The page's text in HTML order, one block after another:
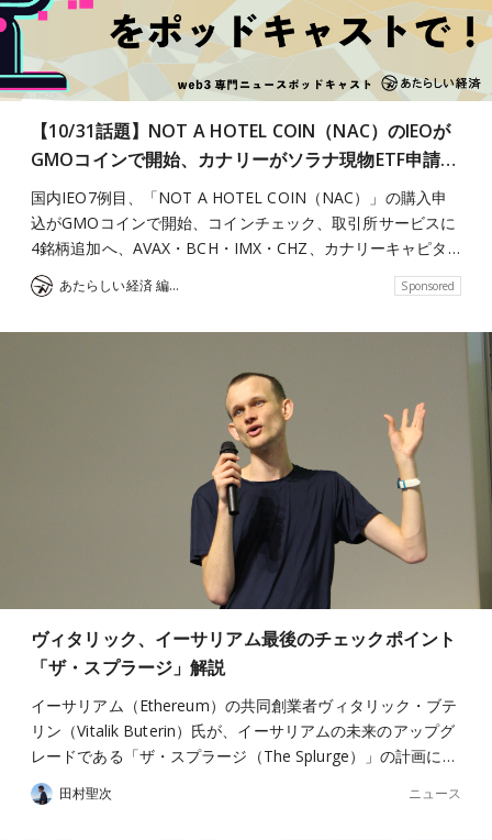
【10/31話題】NOT A HOTEL COIN（NAC）のIEOが
GMOコインで開始、カナリーがソラナ現物ETF申請…
国内IEO7例目、「NOT A HOTEL COIN（NAC）」の購入申
込がGMOコインで開始、コインチェック、取引所サービスに
4銘柄追加へ、AVAX・BCH・IMX・CHZ、カナリーキャピタ…
あたらしい経済 編集部 Sponsored
ヴィタリック、イーサリアム最後のチェックポイント
「ザ・スプラージ」解説
イーサリアム（Ethereum）の共同創業者ヴィタリック・ブテ
リン（Vitalik Buterin）氏が、イーサリアムの未来のアップグ
レードである「ザ・スプラージ（The Splurge）」の計画に…
田村聖次 ニュース